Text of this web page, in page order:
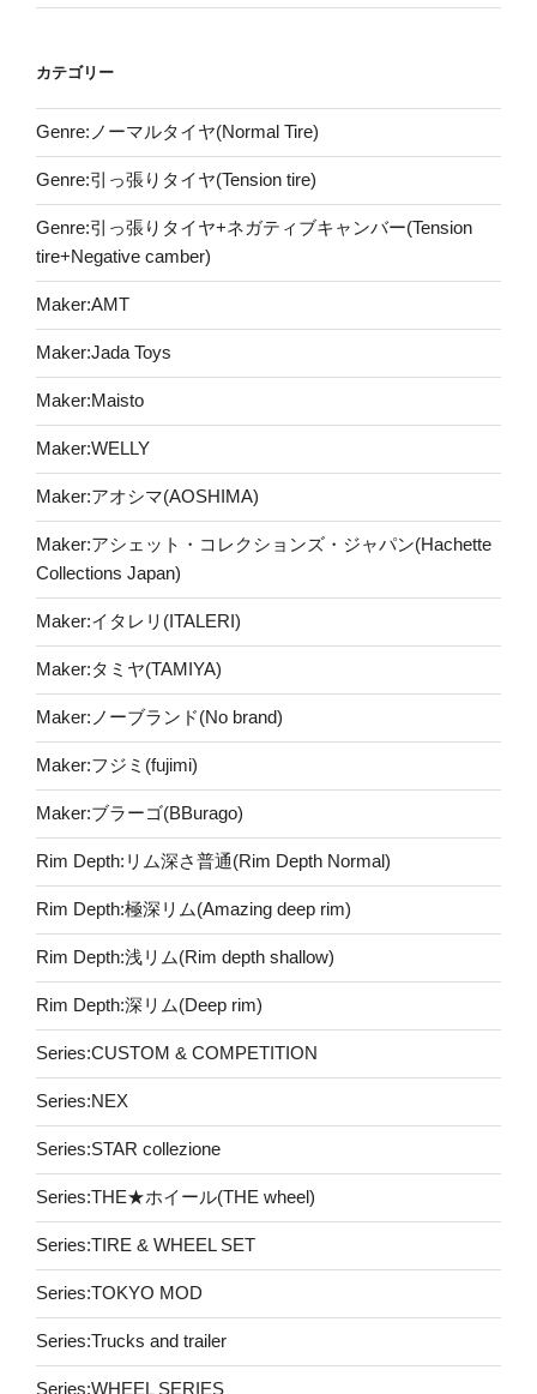
カテゴリー
Genre:ノーマルタイヤ(Normal Tire)
Genre:引っ張りタイヤ(Tension tire)
Genre:引っ張りタイヤ+ネガティブキャンバー(Tension
tire+Negative camber)
Maker:AMT
Maker:Jada Toys
Maker:Maisto
Maker:WELLY
Maker:アオシマ(AOSHIMA)
Maker:アシェット・コレクションズ・ジャパン(Hachette
Collections Japan)
Maker:イタレリ(ITALERI)
Maker:タミヤ(TAMIYA)
Maker:ノーブランド(No brand)
Maker:フジミ(fujimi)
Maker:ブラーゴ(BBurago)
Rim Depth:リム深さ普通(Rim Depth Normal)
Rim Depth:極深リム(Amazing deep rim)
Rim Depth:浅リム(Rim depth shallow)
Rim Depth:深リム(Deep rim)
Series:CUSTOM & COMPETITION
Series:NEX
Series:STAR collezione
Series:THE★ホイール(THE wheel)
Series:TIRE & WHEEL SET
Series:TOKYO MOD
Series:Trucks and trailer
Series:WHEEL SERIES